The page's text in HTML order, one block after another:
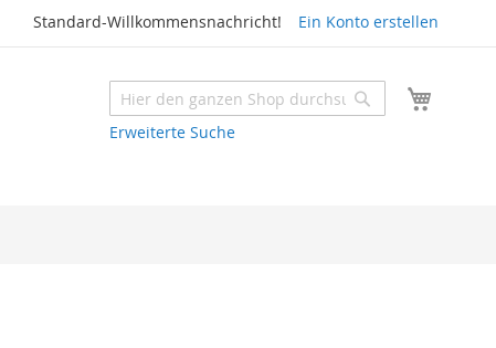
Standard-Willkommensnachricht! Ein Konto erstellen
Suche
Erweiterte Suche
Suche